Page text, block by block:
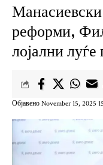
реформи,
лојални
Објавено November 15, 2025